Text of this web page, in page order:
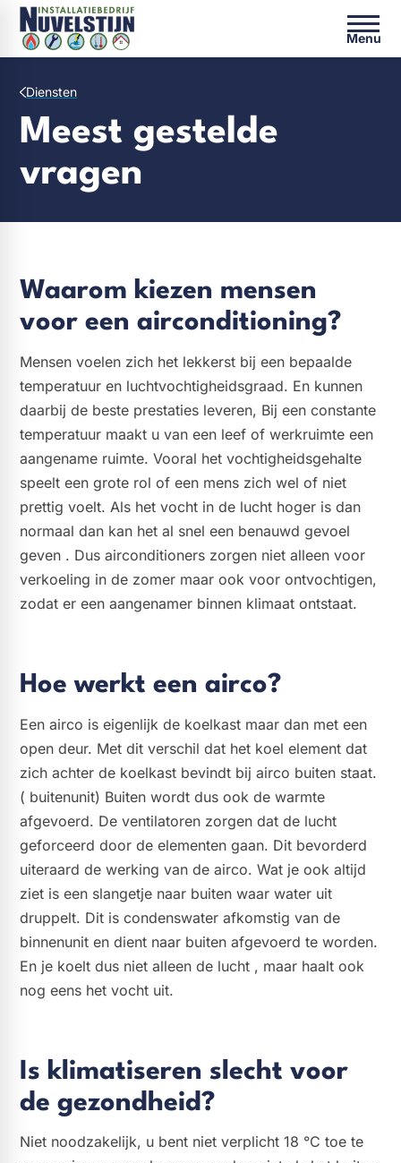
Menu
Diensten
Meest gestelde
vragen
Waarom kiezen mensen
voor een airconditioning?
Mensen voelen zich het lekkerst bij een bepaalde
temperatuur en luchtvochtigheidsgraad. En kunnen
daarbij de beste prestaties leveren, Bij een constante
temperatuur maakt u van een leef of werkruimte een
aangename ruimte. Vooral het vochtigheidsgehalte
speelt een grote rol of een mens zich wel of niet
prettig voelt. Als het vocht in de lucht hoger is dan
normaal dan kan het al snel een benauwd gevoel
geven . Dus airconditioners zorgen niet alleen voor
verkoeling in de zomer maar ook voor ontvochtigen,
zodat er een aangenamer binnen klimaat ontstaat.
Hoe werkt een airco?
Een airco is eigenlijk de koelkast maar dan met een
open deur. Met dit verschil dat het koel element dat
zich achter de koelkast bevindt bij airco buiten staat.
( buitenunit) Buiten wordt dus ook de warmte
afgevoerd. De ventilatoren zorgen dat de lucht
geforceerd door de elementen gaan. Dit bevorderd
uiteraard de werking van de airco. Wat je ook altijd
ziet is een slangetje naar buiten waar water uit
druppelt. Dit is condenswater afkomstig van de
binnenunit en dient naar buiten afgevoerd te worden.
En je koelt dus niet alleen de lucht , maar haalt ook
nog eens het vocht uit.
Is klimatiseren slecht voor
de gezondheid?
Niet noodzakelijk, u bent niet verplicht 18 °C toe te